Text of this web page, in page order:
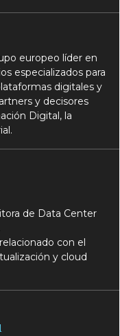
europeo líder en
especializados para
digitales y
y decisores
Digital, la
de Data Center
con el
y cloud